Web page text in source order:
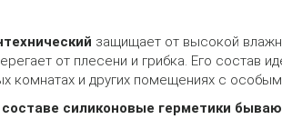
защищает от высокой
от плесени и грибка. Его состав
комнатах и других помещениях с
силиконовые герметики